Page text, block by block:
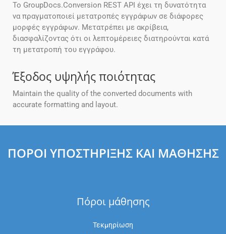
Το GroupDocs.Conversion REST API έχει τη δυνατότητα
να πραγματοποιεί μετατροπές εγγράφων σε διάφορες
μορφές εγγράφων. Μετατρέπει με ακρίβεια,
διασφαλίζοντας ότι οι λεπτομέρειες διατηρούνται κατά
τη μετατροπή του εγγράφου.
Έξοδος υψηλής ποιότητας
Maintain the quality of the converted documents with
accurate formatting and layout.
ΠΌΡΟΙ ΥΠΟΣΤΉΡΙΞΗΣ ΚΑΙ ΜΆΘΗΣΗΣ
Πόροι μάθησης
Τεκμηρίωση